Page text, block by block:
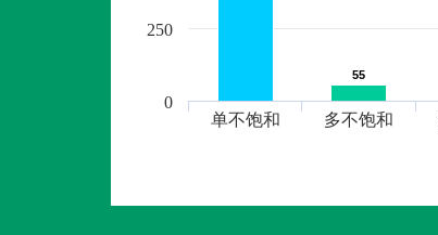
55
55
单不饱和 多不饱和
0
250